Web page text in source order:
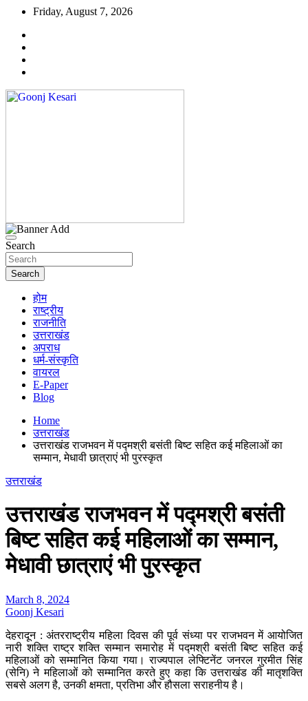
Skip
content
Friday, August 7, 2026
Goonj Kesari
Best news channel in dehradun
Search
Search
होम
राष्ट्रीय
राजनीति
उत्तराखंड
अपराध
धर्म-संस्कृति
वायरल
E-Paper
Blog
Home
उत्तराखंड
उत्तराखंड राजभवन में पद्मश्री बसंती बिष्ट सहित कई महिलाओं का
सम्मान, मेधावी छात्राएं भी पुरस्कृत
उत्तराखंड
उत्तराखंड राजभवन में पद्मश्री बसंती
बिष्ट सहित कई महिलाओं का सम्मान,
मेधावी छात्राएं भी पुरस्कृत
March 8, 2024
Goonj Kesari
देहरादून : अंतरराष्ट्रीय महिला दिवस की पूर्व संध्या पर राजभवन में आयोजित
नारी शक्ति राष्ट्र शक्ति सम्मान समारोह में पद्मश्री बसंती बिष्ट सहित कई
महिलाओं को सम्मानित किया गया। राज्यपाल लेफ्टिनेंट जनरल गुरमीत सिंह
(सेनि) ने महिलाओं को सम्मानित करते हुए कहा कि उत्तराखंड की मातृशक्ति
सबसे अलग है, उनकी क्षमता, प्रतिभा और हौसला सराहनीय है।